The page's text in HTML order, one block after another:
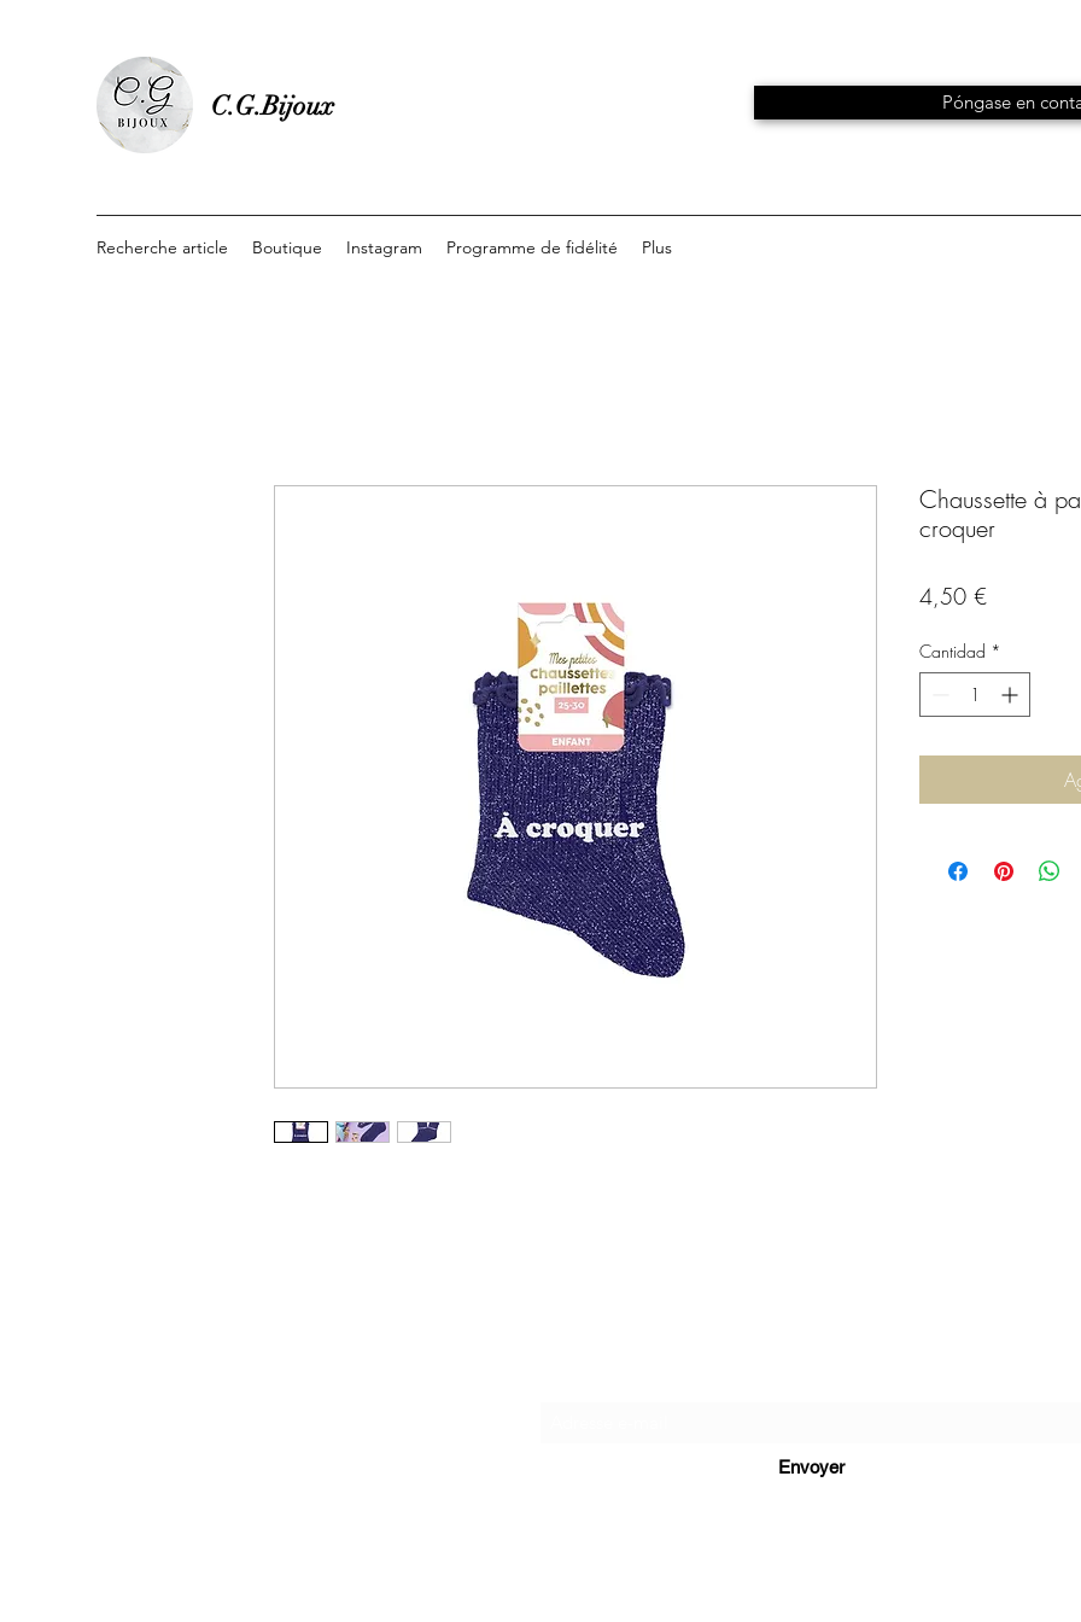
C.G.Bijoux Póngase en
Recherche article Boutique Instagram Programme de fidélité Plus
Chaussette à
croquer
4,50 €
Cantidad *
Envoyer